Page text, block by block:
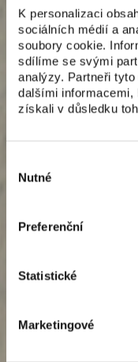
K personalizaci
sociálních médií a
soubory cookie.
sdílíme se svými
analýzy. Partneři
dalšími informacemi,
získali v důsledku
souhlasu
Nutné
Preferenční
Statistické
Marketingové